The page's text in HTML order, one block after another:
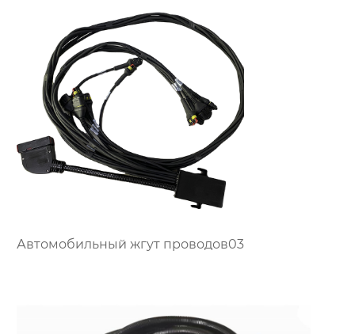
управления широким
роликом для сеялок
Автомобильный жгут проводов03